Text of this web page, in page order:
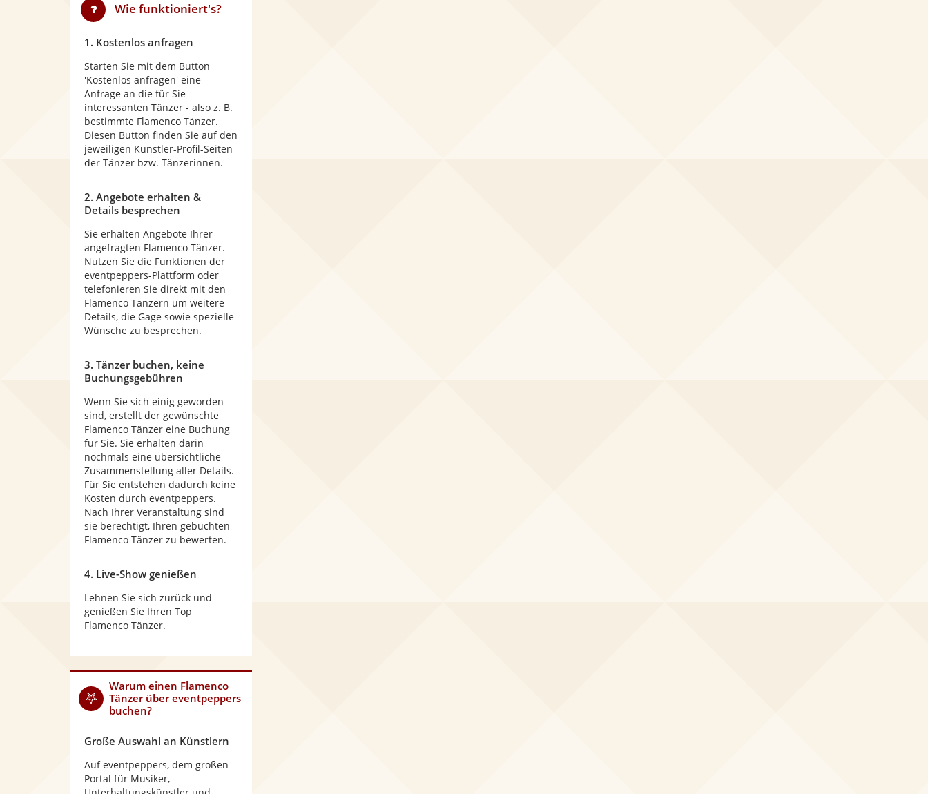
Wie funktioniert's?
1. Kostenlos anfragen
Starten Sie mit dem Button
'Kostenlos anfragen' eine
Anfrage an die für Sie
interessanten Tänzer - also z. B.
bestimmte Flamenco Tänzer.
Diesen Button finden Sie auf den
jeweiligen Künstler-Profil-Seiten
der Tänzer bzw. Tänzerinnen.
2. Angebote erhalten &
Details besprechen
Sie erhalten Angebote Ihrer
angefragten Flamenco Tänzer.
Nutzen Sie die Funktionen der
eventpeppers-Plattform oder
telefonieren Sie direkt mit den
Flamenco Tänzern um weitere
Details, die Gage sowie spezielle
Wünsche zu besprechen.
3. Tänzer buchen, keine
Buchungsgebühren
Wenn Sie sich einig geworden
sind, erstellt der gewünschte
Flamenco Tänzer eine Buchung
für Sie. Sie erhalten darin
nochmals eine übersichtliche
Zusammenstellung aller Details.
Für Sie entstehen dadurch keine
Kosten durch eventpeppers.
Nach Ihrer Veranstaltung sind
sie berechtigt, Ihren gebuchten
Flamenco Tänzer zu bewerten.
4. Live-Show genießen
Lehnen Sie sich zurück und
genießen Sie Ihren Top
Flamenco Tänzer.
Warum einen Flamenco
Tänzerüber eventpeppers
buchen?
Große Auswahl an Künstlern
Auf eventpeppers, dem großen
Portal für Musiker,